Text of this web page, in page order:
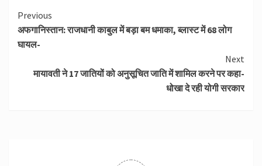
Continue
Reading
Previous
अफगानिस्तान: राजधानी काबुल में बड़ा बम धमाका, ब्लास्ट में 68 लोग
घायल-
Next
मायावती ने 17 जातियों को अनुसूचित जाति में शामिल करने पर कहा-
धोखा दे रही योगी सरकार